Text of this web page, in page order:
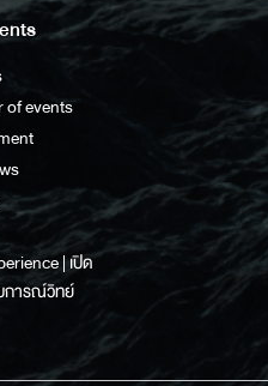
of events
| เปิด
การณ์วิทย์